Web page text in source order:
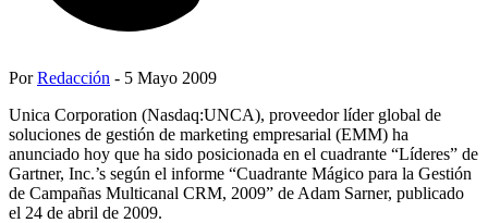
PorRedacción - 5 Mayo 2009
Unica Corporation (Nasdaq:UNCA), proveedor líder global de
soluciones de gestión de marketing empresarial (EMM) ha
anunciado hoy que ha sido posicionada en el cuadrante “Líderes” de
Gartner, Inc.’s según el informe “Cuadrante Mágico para la Gestión
de Campañas Multicanal CRM, 2009” de Adam Sarner, publicado
el 24 de abril de 2009.